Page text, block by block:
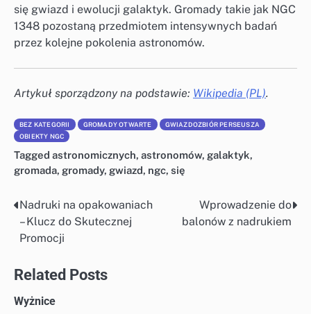
się gwiazd i ewolucji galaktyk. Gromady takie jak NGC
1348 pozostaną przedmiotem intensywnych badań
przez kolejne pokolenia astronomów.
Artykuł sporządzony na podstawie: Wikipedia (PL).
BEZ KATEGORII GROMADY OTWARTE
GWIAZDOZBIÓR PERSEUSZA
OBIEKTY NGC
Tagged astronomicznych, astronomów, galaktyk,
gromada, gromady, gwiazd, ngc, się
Nawigacja
wpisu
Nadruki na opakowaniach
– Klucz do Skutecznej
Promocji
Wprowadzenie do
balonów z nadrukiem
Related Posts
Wyżnice